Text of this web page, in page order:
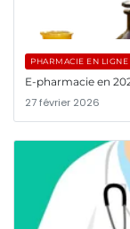
PHARMACIE EN LIGNE
E-pharmacie en
27 février 2026